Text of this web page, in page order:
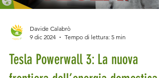
servono per realizzare un
Davide Calabrò
9 dic 2024
Tempo di lettura: 5 min